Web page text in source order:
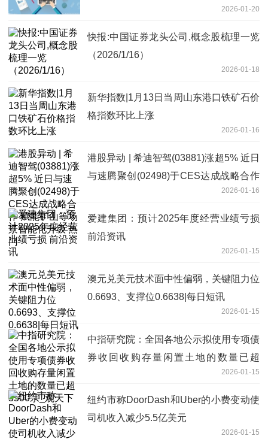
2026-01-20
快报:中国证券龙头公司,概念股梳理一览
（2026/1/16）
2026-01-18
新华指数|1月13日当周山东港口铁矿石价
格指数环比上涨
2026-01-16
港股异动 | 希迪智驾(03881)涨超5% 近日
与速腾聚创(02498)于CES达成战略合作
赋能矿山等场景智能化升级 热门2026-01-16
爱建集团：预计2025年度经营业绩亏损
前沿资讯
2026-01-15
澳元兑美元技术面中性偏弱，关键阻力位
0.6693、支撑位0.6638|每日短讯
2026-01-15
中指研究院：全国各地公示拟使用专项债
券收回收购存量闲置土地的数量已超
2026-01-15
纽约市称DoorDash和Uber的小费变动使
司机收入减少5.5亿美元
2026-01-15